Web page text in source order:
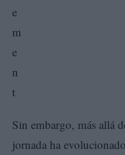
Sin embargo, más allá
jornada ha